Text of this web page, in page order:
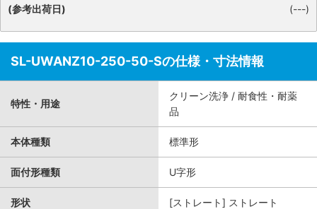
(参考出荷日)
(---)
SL-UWANZ10-250-50-Sの仕様・寸法情報
特性・用途
クリーン洗浄 / 耐食性・耐薬
品
本体種類 標準形
面付形種類 U字形
形状 [ストレート] ストレート